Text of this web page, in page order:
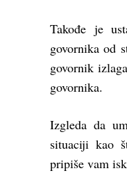
Takođe je
govornika od
govornik
govornika.
Izgleda da
situaciji kao
pripiše vam